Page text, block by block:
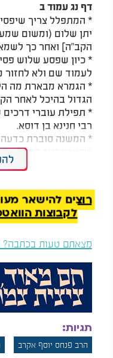
דף נג עמוד ב
* המתפלל צריך
יתן שלום (ומשום
הקב"ה] ואחר כך
* כיון שפסע שלוש
לעמוד שם ולא לחזור
* הגמרא מבארת מה
הגדול בהיכל לאחר
* תפילת עוברי
רבי חנינא בן דוסא.
* המשנה סוברת
שהארון נגנז במקומו.
* ישנה מחלוקת אם
המלצות
דף יומי:הדף היומי
לצפייה -יומאכ’ -
רוצים להישאר
לקבוצות הוואטסאפ
מצאתם טעות בכתבה?
תגיות:
הרב פנחס יוסף אקרב